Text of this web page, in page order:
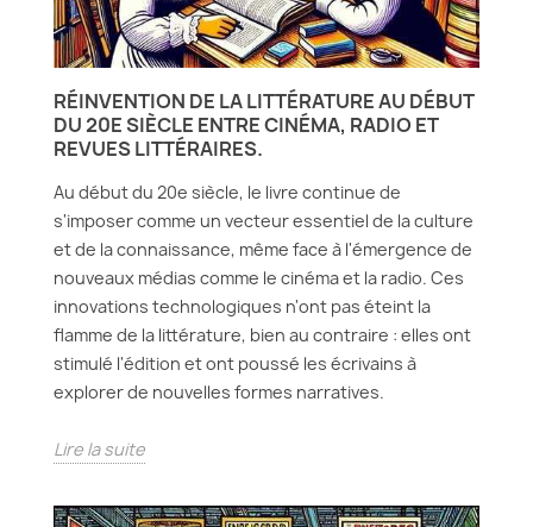
RÉINVENTION DE LA LITTÉRATURE AU DÉBUT
DU 20E SIÈCLE ENTRE CINÉMA, RADIO ET
REVUES LITTÉRAIRES.
Au début du 20e siècle, le livre continue de
s'imposer comme un vecteur essentiel de la culture
et de la connaissance, même face à l'émergence de
nouveaux médias comme le cinéma et la radio. Ces
innovations technologiques n'ont pas éteint la
flamme de la littérature, bien au contraire : elles ont
stimulé l'édition et ont poussé les écrivains à
explorer de nouvelles formes narratives.
Lire la suite